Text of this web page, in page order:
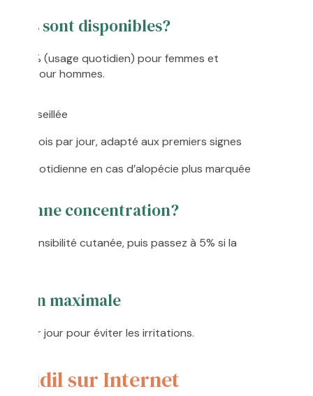
sont disponibles?
: 2% (usage quotidien) pour femmes et
pour hommes.
conseillée
2 fois par jour, adapté aux premiers signes
quotidienne en cas d’alopécie plus marquée
bonne concentration?
de sensibilité cutanée, puis passez à 5% si la
maximale
par jour pour éviter les irritations.
sur Internet